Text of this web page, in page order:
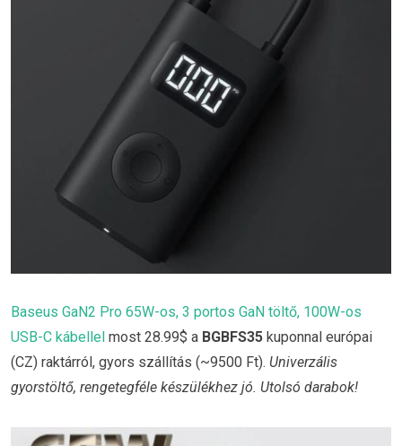
Baseus GaN2 Pro 65W-os, 3 portos GaN töltő, 100W-os
USB-C kábellel most 28.99$ a BGBFS35 kuponnal európai
(CZ) raktárról, gyors szállítás (~9500 Ft). Univerzális
gyorstöltő, rengetegféle készülékhez jó. Utolsó darabok!